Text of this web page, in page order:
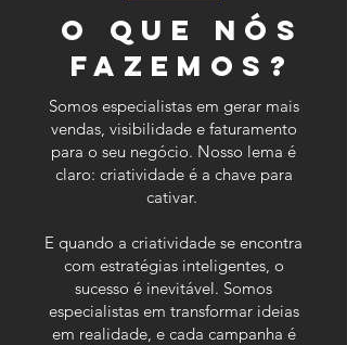
O que nós
fazemos?
Somos especialistas em gerar mais
vendas, visibilidade e faturamento
para o seu negócio. Nosso lema é
claro: criatividade é a chave para
cativar.
E quando a criatividade se encontra
com estratégias inteligentes, o
sucesso é inevitável. Somos
especialistas em transformar ideias
em realidade, e cada campanha é